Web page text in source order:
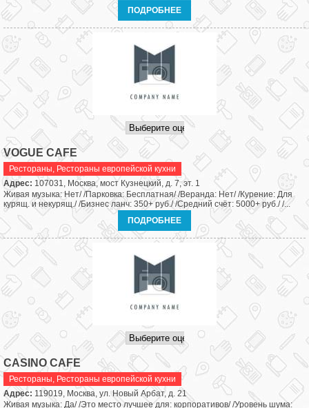
ПОДРОБНЕЕ
VOGUE CAFE
Рестораны, Рестораны европейской кухни
Адрес: 107031, Москва, мост Кузнецкий, д. 7, эт. 1
Живая музыка: Нет/ /Парковка: Бесплатная/ /Веранда: Нет/ /Курение: Для
курящ. и некурящ./ /Бизнес ланч: 350+ руб./ /Средний счёт: 5000+ руб./ /...
ПОДРОБНЕЕ
CASINO CAFE
Рестораны, Рестораны европейской кухни
Адрес: 119019, Москва, ул. Новый Арбат, д. 21
Живая музыка: Да/ /Это место лучшее для: корпоративов/ /Уровень шума: